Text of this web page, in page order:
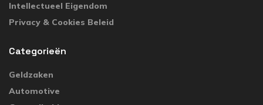
Intellectueel Eigendom
Privacy & Cookies Beleid
Categorieën
Geldzaken
Automotive